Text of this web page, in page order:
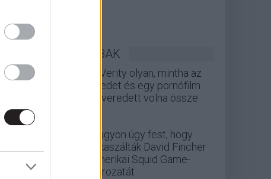
LEGOLVASOTTABBAK
A Verity olyan, mintha az
Eredet és egy pornófilm
keveredett volna össze
Nagyon úgy fest, hogy
elkaszálták David Fincher
amerikai Squid Game-
sorozatát